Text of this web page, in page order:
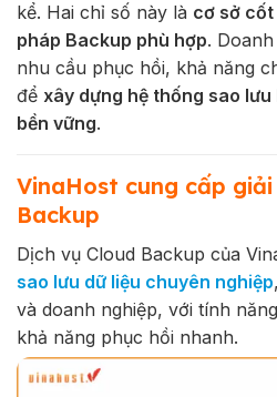
kể. Hai chỉ số này là cơ sở cốt
pháp Backup phù hợp.
nhu cầu phục hồi, khả năng
để xây dựng hệ thống sao
bền vững.
VinaHost cung cấp
Backup
Dịch vụ Cloud Backup của
sao lưu dữ liệu chuyên nghiệp
và doanh nghiệp, với tính
khả năng phục hồi nhanh.